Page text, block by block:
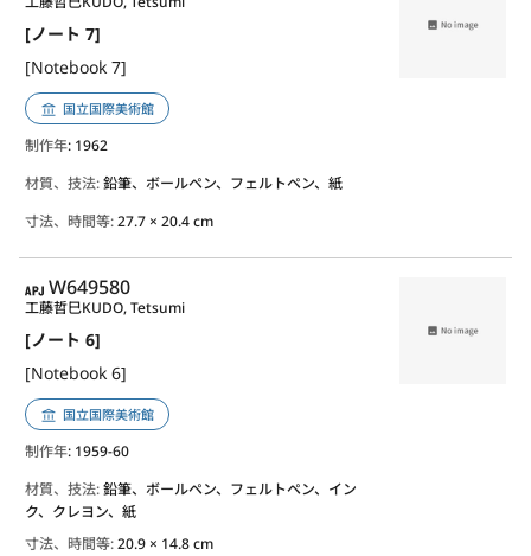
[ノート 7]
[Notebook 7]
国立国際美術館
制作年: 1962
材質、技法:鉛筆、ボールペン、フェルトペン、紙
寸法、時間等:27.7 × 20.4 cm
APJ
W649580
[ノート 6]
[Notebook 6]
工藤哲巳KUDO, Tetsumi
国立国際美術館
制作年: 1959-60
材質、技法:鉛筆、ボールペン、フェルトペン、イン
ク、クレヨン、紙
寸法、時間等:20.9 × 14.8 cm